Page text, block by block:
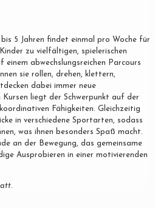
5 Jahren findet einmal pro Woche für
zu vielfältigen, spielerischen
einem abwechslungsreichen Parcours
sie rollen, drehen, klettern,
dabei immer neue
Kursen liegt der Schwerpunkt auf der
Fähigkeiten. Gleichzeitig
in verschiedene Sportarten, sodass
was ihnen besonders Spaß macht.
an der Bewegung, das gemeinsame
Ausprobieren in einer motivierenden